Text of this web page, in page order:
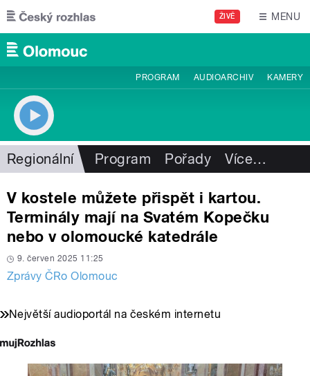
Přejít k hlavnímu obsahu
ŽIVĚ MENU
PROGRAM AUDIOARCHIV KAMERY
Regionální Program Pořady Více…
V kostele můžete přispět i kartou.
Terminály mají na Svatém Kopečku
nebo v olomoucké katedrále
9. červen 2025 11:25
Zprávy ČRo Olomouc
Největší audioportál na českém internetu